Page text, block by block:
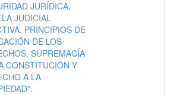
JURÍDICA,
JUDICIAL
PRINCIPIOS DE
DE LOS
SUPREMACÍA
CONSTITUCIÓN Y
A LA